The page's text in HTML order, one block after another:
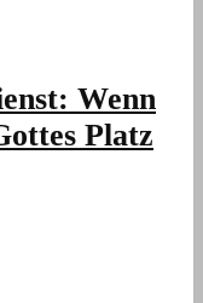
Wenn
Platz